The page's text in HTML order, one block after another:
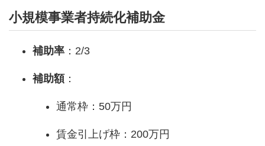
小規模事業者持続化補助金
補助率 ：2/3
補助額 ：
通常枠：50万円
賃金引上げ枠：200万円